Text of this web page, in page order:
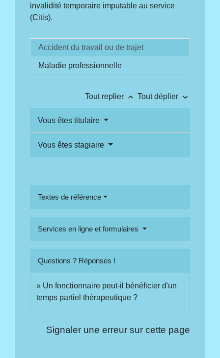
invalidité temporaire imputable au service
(Citis).
Accident du travail ou de trajet
Maladie professionnelle
Tout replier keyboard_arrow_up Tout déplier keyboard_arrow_down
Vous êtes titulaire
Vous êtes stagiaire
Textes de référence
Services en ligne et formulaires
Questions ? Réponses !
Un fonctionnaire peut-il bénéficier d'un
temps partiel thérapeutique ?
Signaler une erreur sur cette page